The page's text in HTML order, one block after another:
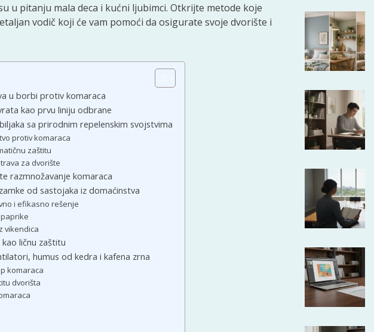
u pitanju mala deca i kućni ljubimci. Otkrijte metode koje
vodič koji će vam pomoći da osigurate svoje dvorište i
u borbi protiv komaraca
kao prvu liniju odbrane
sa prirodnim repelenskim svojstvima
protiv komaraca
zaštitu
za dvorište
razmnožavanje komaraca
od sastojaka iz domaćinstva
i efikasno rešenje
vikendica
ličnu zaštitu
humus od kedra i kafena zrna
komaraca
dvorišta